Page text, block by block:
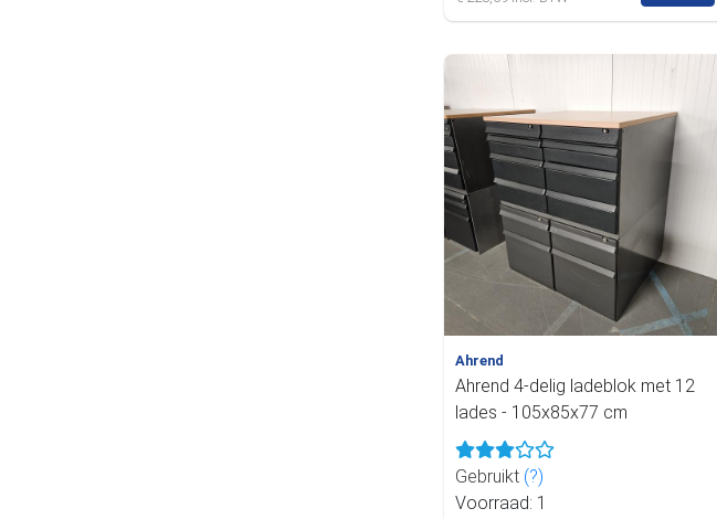
Ahrend
Ahrend 4-delig ladeblok met 12
lades - 105x85x77 cm
Gebruikt (?)
Voorraad: 1